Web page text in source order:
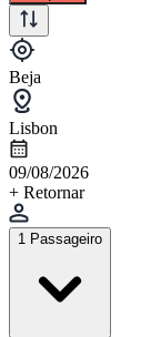
Beja
Lisbon
09/08/2026
+ Retornar
1 Passageiro